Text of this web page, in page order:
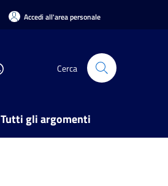
Accedi all'area personale
Cerca
Tutti gli argomenti